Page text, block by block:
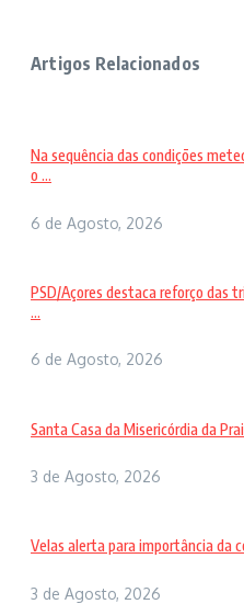
Artigos Relacionados
Na sequência das condições
o ...
6 de Agosto, 2026
PSD/Açores destaca reforço das
...
6 de Agosto, 2026
Santa Casa da Misericórdia da
3 de Agosto, 2026
Velas alerta para importância da
3 de Agosto, 2026